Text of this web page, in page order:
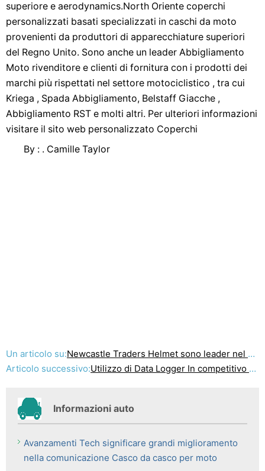
superiore e aerodynamics.North Oriente coperchi
personalizzati basati specializzati in caschi da moto
provenienti da produttori di apparecchiature superiori
del Regno Unito. Sono anche un leader Abbigliamento
Moto rivenditore e clienti di fornitura con i prodotti dei
marchi più rispettati nel settore motociclistico , tra cui
Kriega , Spada Abbigliamento, Belstaff Giacche ,
Abbigliamento RST e molti altri. Per ulteriori informazioni
visitare il sito web personalizzato Coperchi
By : . Camille Taylor
Un articolo su:Newcastle Traders Helmet sono leader nel Nord
Articolo successivo:Utilizzo di Data Logger In competitivo Motociclismo: Vista di un esperto
Informazioni auto
Avanzamenti Tech significare grandi miglioramento
nella comunicazione Casco da casco per moto